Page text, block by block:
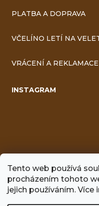
Tento web používá
procházením tohoto
jejich používáním. Více
PLATBA A DOPRAVA
VČELÍNO LETÍ NA
VRÁCENÍ A REKLAMACE
INSTAGRAM
FACEBOOK